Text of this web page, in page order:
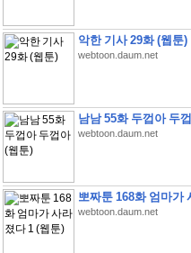
악한 기사 29화 (웹툰)
webtoon.daum.net
남남 55화 두껍아 두
webtoon.daum.net
뽀짜툰 168화 엄마가
webtoon.daum.net